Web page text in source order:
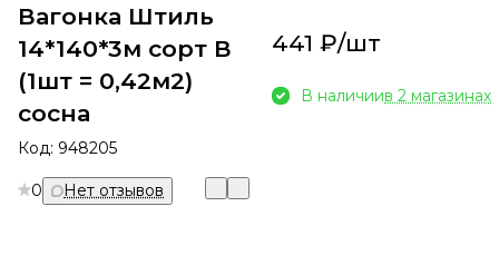
Вагонка Штиль
14*140*3м сорт В
(1шт = 0,42м2)
сосна
Код: 948205
0 Нет отзывов
441 ₽/шт
В наличиив 2 магазинах